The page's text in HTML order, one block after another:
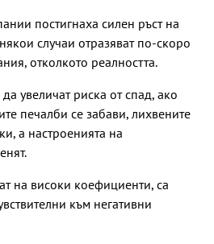
постигнаха силен ръст на
случаи отразяват по-скоро
отколкото реалността.
увеличат риска от спад, ако
печалби се забави, лихвените
а настроенията на
на високи коефициенти, са
към негативни